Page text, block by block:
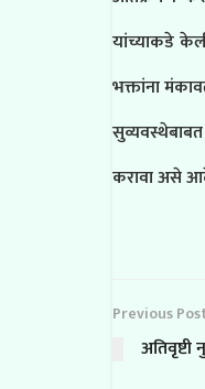
यांच्याकडे
भक्तांना
करावा असे
Previous Post